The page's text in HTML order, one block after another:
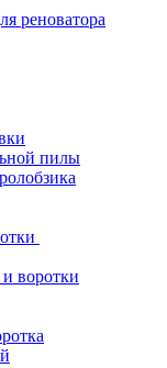
реноватора
пилы
воротки